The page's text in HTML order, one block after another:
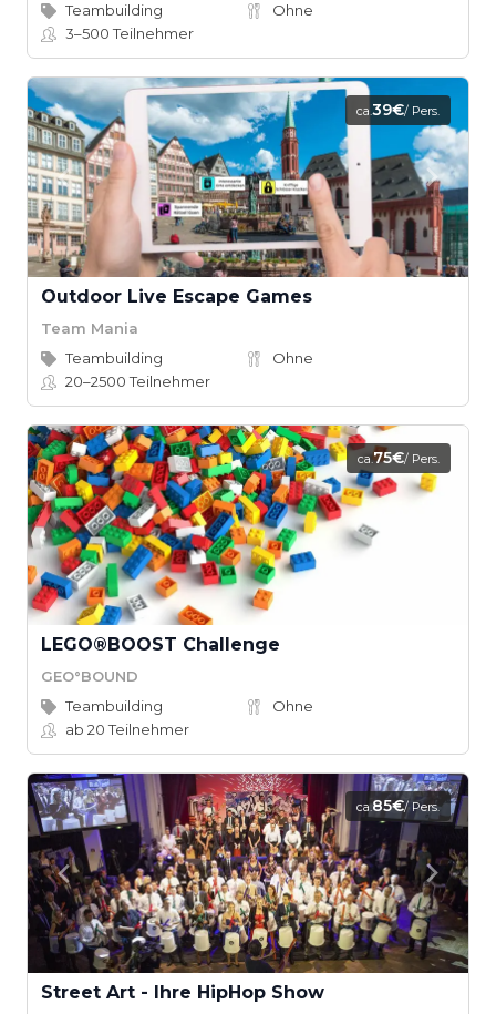
Teambuilding
Ohne
3–500Teilnehmer
ca.39€/ Pers.
Outdoor Live Escape Games
Team Mania
Teambuilding
Ohne
20–2500Teilnehmer
ca.75€/ Pers.
LEGO®BOOST Challenge
GEO°BOUND
Teambuilding
Ohne
ab 20Teilnehmer
ca.85€/ Pers.
Street Art - Ihre HipHop Show